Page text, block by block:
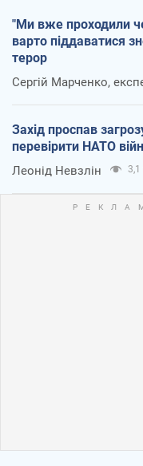
"Ми вже проходили
варто піддаватися
терор
Сергій Марченко,
Захід проспав
перевірити НАТО
Леонід Невзлін 3,1